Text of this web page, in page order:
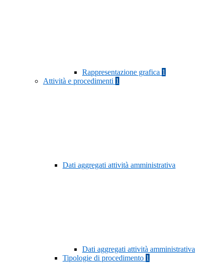
Rappresentazione grafica 1
Attività e procedimenti 1
Dati aggregati attività amministrativa
Dati aggregati attività amministrativa
Tipologie di procedimento 1